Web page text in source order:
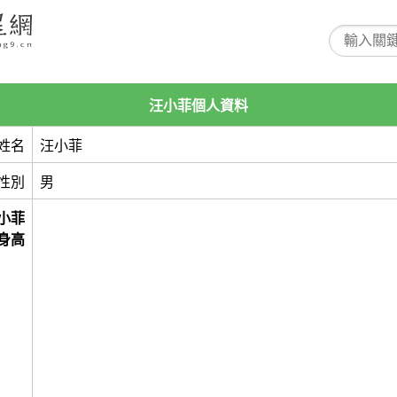
汪小菲個人資料
名 汪小菲
別 男
菲
高